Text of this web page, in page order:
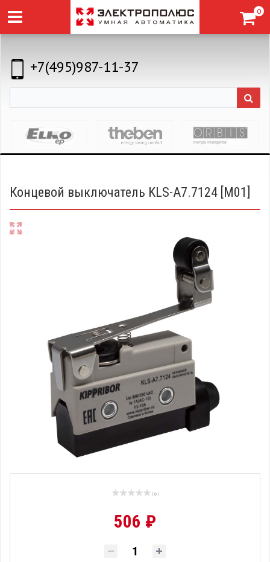
0
+7(495)987-11-37
Концевой выключатель KLS-A7.7124 [M01]
( 0 )
506 ₽